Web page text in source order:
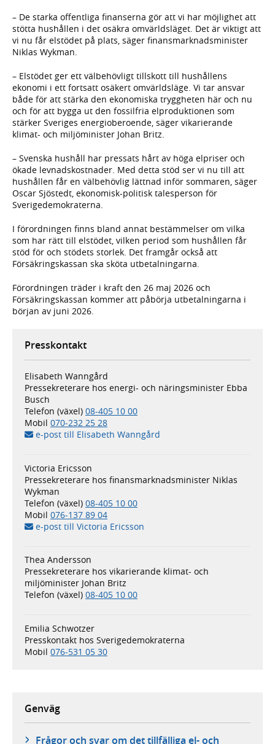
– De starka offentliga finanserna gör att vi har möjlighet att
stötta hushållen i det osäkra omvärldsläget. Det är viktigt att
vi nu får elstödet på plats, säger finansmarknadsminister
Niklas Wykman.
– Elstödet ger ett välbehövligt tillskott till hushållens
ekonomi i ett fortsatt osäkert omvärldsläge. Vi tar ansvar
både för att stärka den ekonomiska tryggheten här och nu
och för att bygga ut den fossilfria elproduktionen som
stärker Sveriges energioberoende, säger vikarierande
klimat- och miljöminister Johan Britz.
– Svenska hushåll har pressats hårt av höga elpriser och
ökade levnadskostnader. Med detta stöd ser vi nu till att
hushållen får en välbehövlig lättnad inför sommaren, säger
Oscar Sjöstedt, ekonomisk-politisk talesperson för
Sverigedemokraterna.
I förordningen finns bland annat bestämmelser om vilka
som har rätt till elstödet, vilken period som hushållen får
stöd för och stödets storlek. Det framgår också att
Försäkringskassan ska sköta utbetalningarna.
Förordningen träder i kraft den 26 maj 2026 och
Försäkringskassan kommer att påbörja utbetalningarna i
början av juni 2026.
Presskontakt
Elisabeth Wanngård
Pressekreterare hos energi- och näringsminister Ebba
Busch
Telefon (växel) 08-405 10 00
Mobil 070-232 25 28
e-post till Elisabeth Wanngård
Victoria Ericsson
Pressekreterare hos finansmarknadsminister Niklas
Wykman
Telefon (växel) 08-405 10 00
Mobil 076-137 89 04
e-post till Victoria Ericsson
Thea Andersson
Pressekreterare hos vikarierande klimat- och
miljöminister Johan Britz
Telefon (växel) 08-405 10 00
Emilia Schwotzer
Presskontakt hos Sverigedemokraterna
Mobil 076-531 05 30
Genväg
Frågor och svar om det tillfälliga el- och